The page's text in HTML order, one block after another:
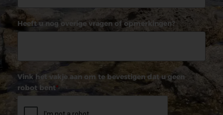
Heeft u nog overige vragen of opmerkingen?
Vink het vakje aan om te bevestigen dat u geen
robot bent*